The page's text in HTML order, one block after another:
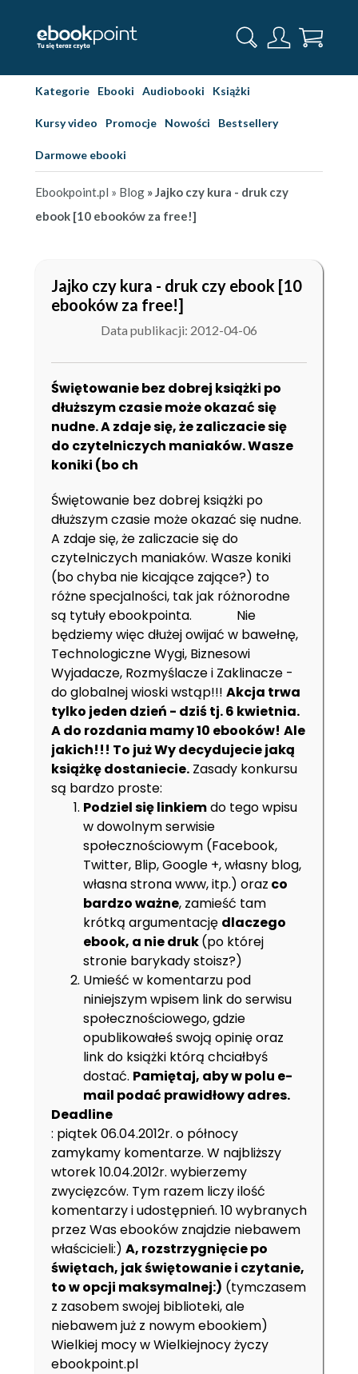
Kategorie Ebooki Audiobooki Książki
Kursy video Promocje Nowości Bestsellery
Darmowe ebooki
Ebookpoint.pl » Blog » Jajko czy kura - druk czy
ebook [10 ebooków za free!]
Jajko czy kura - druk czy ebook [10
ebooków za free!]
Data publikacji: 2012-04-06
Świętowanie bez dobrej książki po
dłuższym czasie może okazać się
nudne. A zdaje się, że zaliczacie się
do czytelniczych maniaków. Wasze
koniki (bo ch
Świętowanie bez dobrej książki po
dłuższym czasie może okazać się nudne.
A zdaje się, że zaliczacie się do
czytelniczych maniaków. Wasze koniki
(bo chyba nie kicające zające?) to
różne specjalności, tak jak różnorodne
są tytułyebookpointa.
Nie
będziemy więc dłużej owijać w bawełnę,
Technologiczne Wygi, Biznesowi
Wyjadacze, Rozmyślacze i Zaklinacze -
do globalnej wioski wstąp!!! Akcja trwa
tylko jeden dzień - dziś tj. 6 kwietnia.
A do rozdania mamy 10 ebooków! Ale
jakich!!! To już Wy decydujecie jaką
książkę dostaniecie. Zasady konkursu
są bardzo proste:
Podziel się linkiemdo tego wpisu
w dowolnym serwisie
społecznościowym (Facebook,
Twitter, Blip, Google +, własny blog,
własna strona www, itp.) oraz co
bardzo ważne, zamieść tam
krótką argumentację dlaczego
ebook, a nie druk(po której
stronie barykady stoisz?)
Umieść w komentarzu pod
niniejszym wpisem link do serwisu
społecznościowego, gdzie
opublikowałeś swoją opinię oraz
link do książki którą chciałbyś
dostać. Pamiętaj, aby w polu e-
mail podać prawidłowy adres.
Deadline
: piątek 06.04.2012r. o północy
zamykamy komentarze. W najbliższy
wtorek 10.04.2012r. wybierzemy
zwycięzców. Tym razem liczy ilość
komentarzy i udostępnień. 10 wybranych
przez Was ebooków znajdzie niebawem
właścicieli:) A, rozstrzygnięcie po
świętach, jak świętowanie i czytanie,
to w opcji maksymalnej:) (tymczasem
z zasobem swojej biblioteki, ale
niebawem już z nowym ebookiem)
Wielkiej mocy w Wielkiejnocy życzy
ebookpoint.pl